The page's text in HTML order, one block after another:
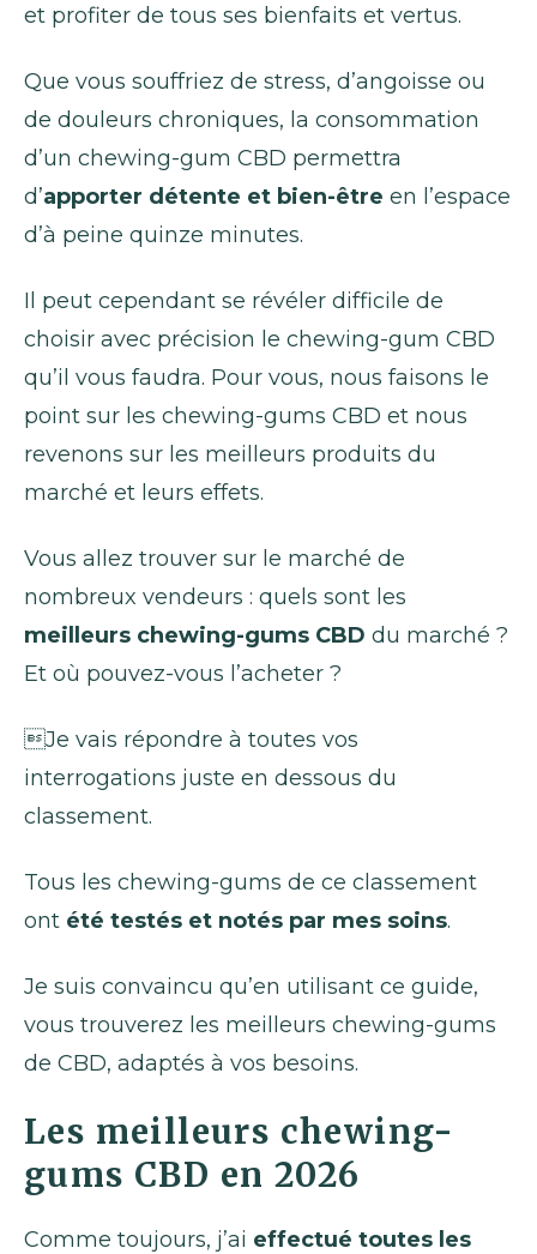
et profiter de tous ses bienfaits et vertus.
Que vous souffriez de stress, d’angoisse ou
de douleurs chroniques, la consommation
d’un chewing-gum CBD permettra
d’apporter détente et bien-être en l’espace
d’à peine quinze minutes.
Il peut cependant se révéler difficile de
choisir avec précision le chewing-gum CBD
qu’il vous faudra. Pour vous, nous faisons le
point sur les chewing-gums CBD et nous
revenons sur les meilleurs produits du
marché et leurs effets.
Vous allez trouver sur le marché de
nombreux vendeurs : quels sont les
meilleurs chewing-gums CBD du marché ?
Et où pouvez-vous l’acheter ?
Je vais répondre à toutes vos
interrogations juste en dessous du
classement.
Tous les chewing-gums de ce classement
ont été testés et notés par mes soins.
Je suis convaincu qu’en utilisant ce guide,
vous trouverez les meilleurs chewing-gums
de CBD, adaptés à vos besoins.
Les meilleurs chewing-
gums CBD en 2026
Comme toujours, j’ai effectué toutes les